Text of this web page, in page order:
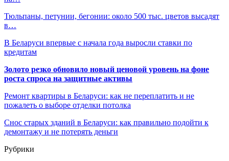
Тюльпаны, петунии, бегонии: около 500 тыс. цветов высадят
в…
В Беларуси впервые с начала года выросли ставки по
кредитам
Золото резко обновило новый ценовой уровень на фоне
роста спроса на защитные активы
Ремонт квартиры в Беларуси: как не переплатить и не
пожалеть о выборе отделки потолка
Снос старых зданий в Беларуси: как правильно подойти к
демонтажу и не потерять деньги
Рубрики